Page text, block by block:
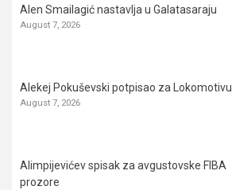
Alen Smailagić nastavlja u Galatasaraju
August 7, 2026
Alekej Pokuševski potpisao za Lokomotivu
August 7, 2026
Alimpijevićev spisak za avgustovske FIBA
prozore